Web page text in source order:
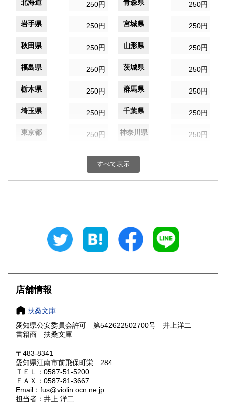
北海道 250円 青森県 250円
岩手県 250円 宮城県 250円
秋田県 250円 山形県 250円
福島県 250円 茨城県 250円
栃木県 250円 群馬県 250円
埼玉県 250円 千葉県 250円
東京都 250円 神奈川県 250円
250円 富山県
250円 三重県
大阪府
奈良県
鳥取県 250円 島根県 250円
岡山県
山口県 250円
香川県 250円
すべて表示
店舗情報
扶桑文庫
愛知県公安委員会許可 第542622502700号 井上洋二
書籍商 扶桑文庫
〒483-8341
愛知県江南市前飛保町栄 284
ＴＥＬ：0587-51-5200
ＦＡＸ：0587-81-3667
Email：fus@violin.ocn.ne.jp
担当者：井上 洋二